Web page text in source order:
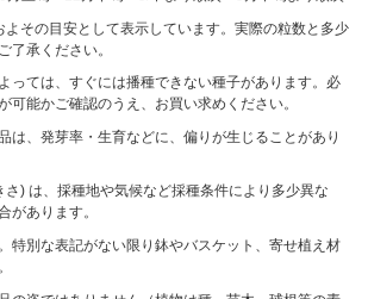
よその目安として表示しています。実際の粒数と多少
了承ください。
っては、すぐには播種できない種子があります。必
可能かご確認のうえ、お買い求めください。
は、発芽率・生育などに、偏りが生じることがあり
さ) は、採種地や気候など採種条件により多少異な
があります。
特別な表記がない限り鉢やバスケット、寄せ植え材